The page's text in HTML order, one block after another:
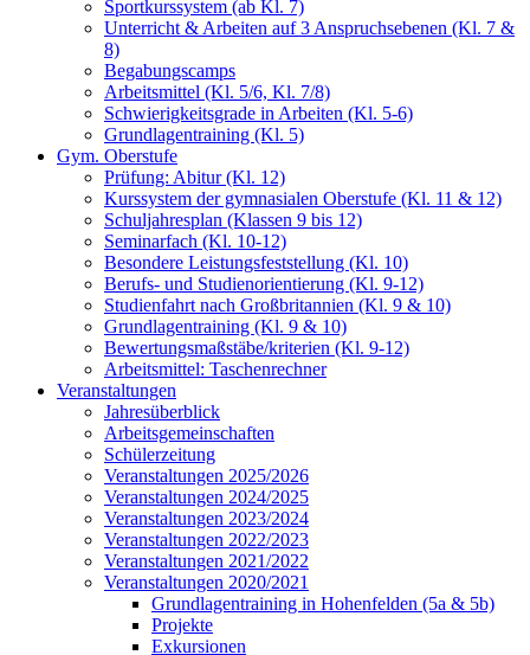
Sportkurssystem (ab Kl. 7)
Unterricht & Arbeiten auf 3 Anspruchsebenen (Kl. 7 &
8)
Begabungscamps
Arbeitsmittel (Kl. 5/6, Kl. 7/8)
Schwierigkeitsgrade in Arbeiten (Kl. 5-6)
Grundlagentraining (Kl. 5)
Gym. Oberstufe
Prüfung: Abitur (Kl. 12)
Kurssystem der gymnasialen Oberstufe (Kl. 11 & 12)
Schuljahresplan (Klassen 9 bis 12)
Seminarfach (Kl. 10-12)
Besondere Leistungsfeststellung (Kl. 10)
Berufs- und Studienorientierung (Kl. 9-12)
Studienfahrt nach Großbritannien (Kl. 9 & 10)
Grundlagentraining (Kl. 9 & 10)
Bewertungsmaßstäbe/kriterien (Kl. 9-12)
Arbeitsmittel: Taschenrechner
Veranstaltungen
Jahresüberblick
Arbeitsgemeinschaften
Schülerzeitung
Veranstaltungen 2025/2026
Veranstaltungen 2024/2025
Veranstaltungen 2023/2024
Veranstaltungen 2022/2023
Veranstaltungen 2021/2022
Veranstaltungen 2020/2021
Grundlagentraining in Hohenfelden (5a & 5b)
Projekte
Exkursionen